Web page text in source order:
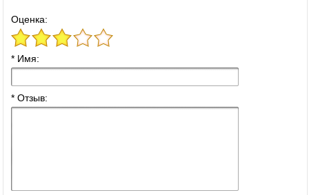
Оценка:
* Имя:
* Отзыв: